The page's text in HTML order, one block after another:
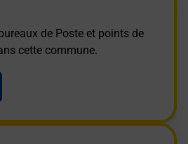
de Poste et points de
cette commune.